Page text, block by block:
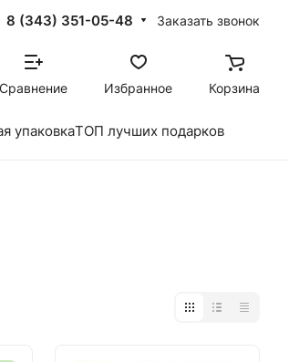
8 (343) 351-05-48 Заказать звонок
Сравнение Избранное Корзина
упаковкаТОП лучших подарков